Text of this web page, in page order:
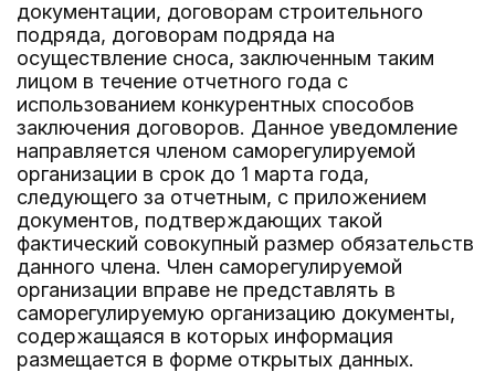
документации, договорам строительного
подряда, договорам подряда на
осуществление сноса, заключенным таким
лицом в течение отчетного года с
использованием конкурентных способов
заключения договоров. Данное уведомление
направляется членом саморегулируемой
организации в срок до 1 марта года,
следующего за отчетным, с приложением
документов, подтверждающих такой
фактический совокупный размер обязательств
данного члена. Член саморегулируемой
организации вправе не представлять в
саморегулируемую организацию документы,
содержащаяся в которых информация
размещается в форме открытых данных.